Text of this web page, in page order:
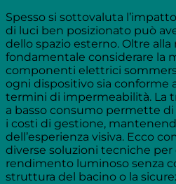
Spesso si sottovaluta
di luci ben posizionato può
dello spazio esterno. Oltre alla
fondamentale considerare la
componenti elettrici
ogni dispositivo sia conforme
termini di impermeabilità. La
a basso consumo permette
i costi di gestione,
dell’esperienza visiva. Ecco
diverse soluzioni tecniche
rendimento luminoso senza
struttura del bacino o la